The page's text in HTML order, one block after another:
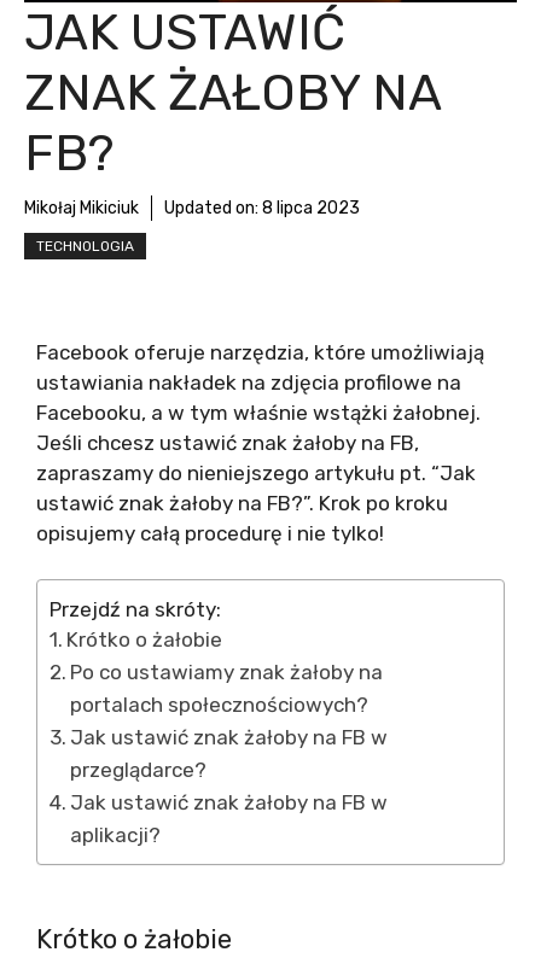
JAK USTAWIĆ
ZNAK ŻAŁOBY NA
FB?
Mikołaj Mikiciuk Updated on: 8 lipca 2023
TECHNOLOGIA
Facebook oferuje narzędzia, które umożliwiają
ustawiania nakładek na zdjęcia profilowe na
Facebooku, a w tym właśnie wstążki żałobnej.
Jeśli chcesz ustawić znak żałoby na FB,
zapraszamy do nieniejszego artykułu pt. “Jak
ustawić znak żałoby na FB?”. Krok po kroku
opisujemy całą procedurę i nie tylko!
Przejdź na skróty:
Krótko o żałobie
Po co ustawiamy znak żałoby na
portalach społecznościowych?
Jak ustawić znak żałoby na FB w
przeglądarce?
Jak ustawić znak żałoby na FB w
aplikacji?
Krótko o żałobie